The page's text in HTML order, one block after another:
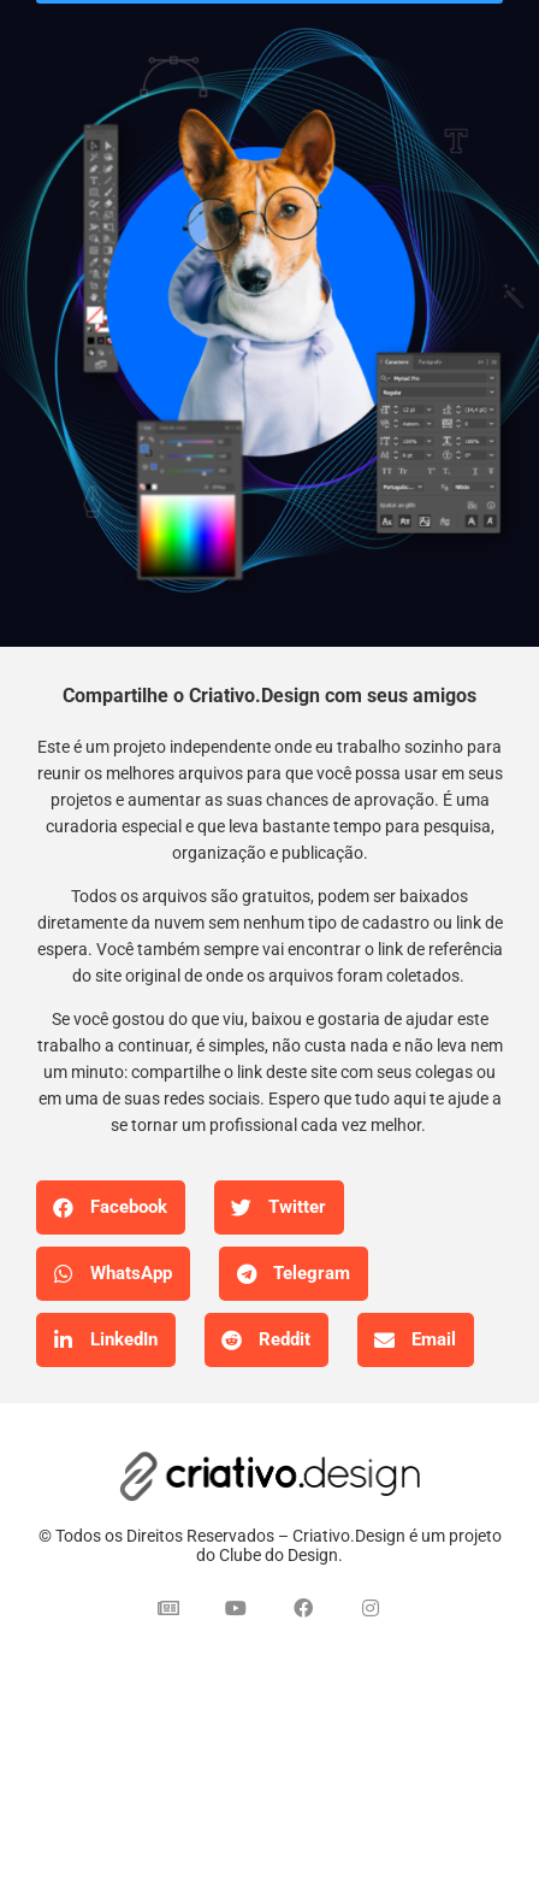
Compartilhe o Criativo.Design com seus amigos
Este é um projeto independente onde eu trabalho sozinho para
reunir os melhores arquivos para que você possa usar em seus
projetos e aumentar as suas chances de aprovação. É uma
curadoria especial e que leva bastante tempo para pesquisa,
organização e publicação.
Todos os arquivos são gratuitos, podem ser baixados
diretamente da nuvem sem nenhum tipo de cadastro ou link de
espera. Você também sempre vai encontrar o link de referência
do site original de onde os arquivos foram coletados.
Se você gostou do que viu, baixou e gostaria de ajudar este
trabalho a continuar, é simples, não custa nada e não leva nem
um minuto: compartilhe o link deste site com seus colegas ou
em uma de suas redes sociais. Espero que tudo aqui te ajude a
se tornar um profissional cada vez melhor.
Facebook Twitter
WhatsApp Telegram
LinkedIn Reddit Email
© Todos os Direitos Reservados – Criativo.Design é um projeto
do Clube do Design.